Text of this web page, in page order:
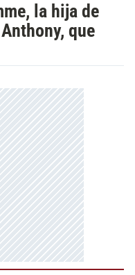
la hija de
que